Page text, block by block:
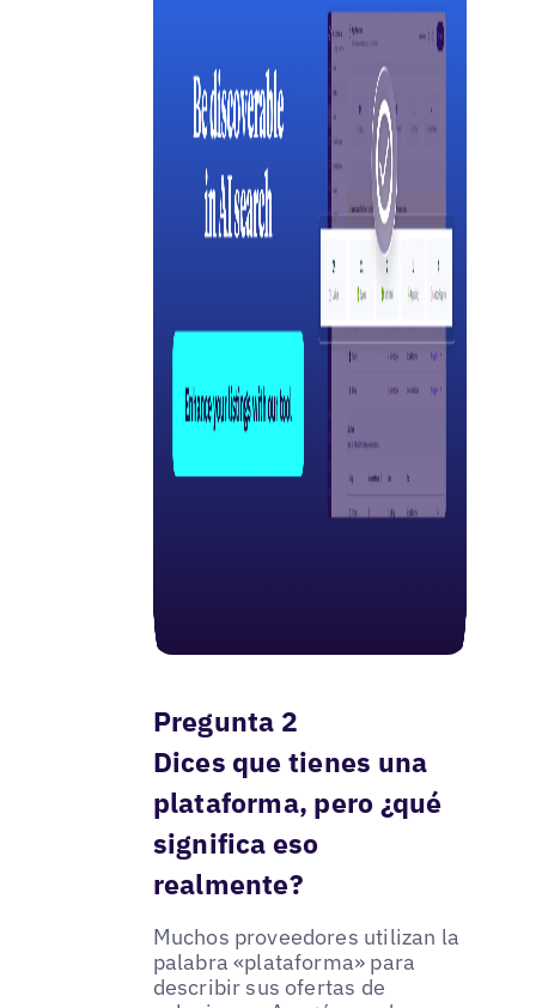
Pregunta 2
Dices que tienes una
plataforma, pero ¿qué
significa eso
realmente?
Muchos proveedores utilizan la
palabra «plataforma» para
describir sus ofertas de